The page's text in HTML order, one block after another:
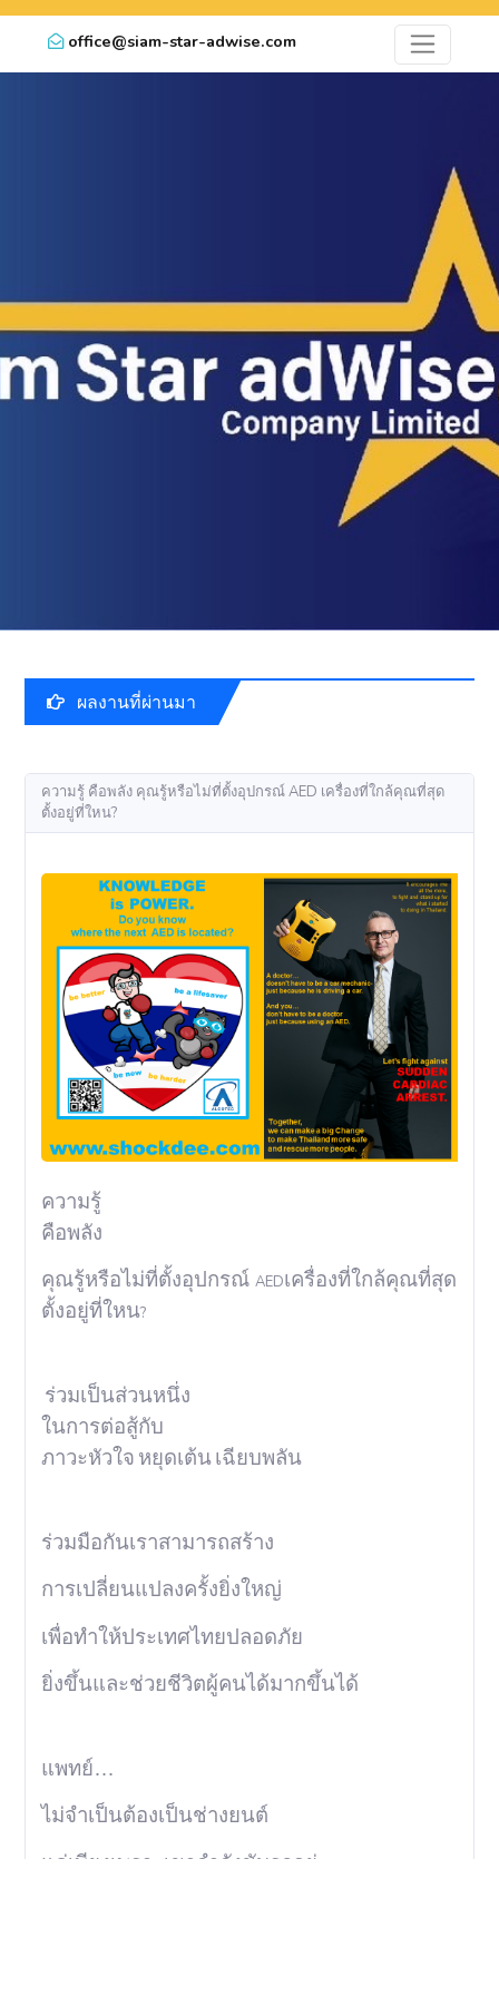
office@siam-star-adwise.com
ผลงานที่ผ่านมา
ความรู้ คือพลัง คุณรู้หรือไม่ที่ตั้งอุปกรณ์ AED เครื่องที่ใกล้คุณที่สุด
ตั้งอยู่ที่ใหน?
ความรู้
คือพลัง
คุณรู้หรือไม่ที่ตั้งอุปกรณ์ AEDเครื่องที่ใกล้คุณที่สุด
ตั้งอยู่ที่ใหน?
ร่วมเป็นส่วนหนึ่ง
ในการต่อสู้กับ
ภาวะหัวใจ หยุดเต้นเฉียบพลัน
ร่วมมือกันเราสามารถสร้าง
การเปลี่ยนแปลงครั้งยิ่งใหญ่
เพื่อทำให้ประเทศไทยปลอดภัย
ยิ่งขึ้นและช่วยชีวิตผู้คนได้มากขึ้นได้
แพทย์…
ไม่จำเป็นต้องเป็นช่างยนต์
แค่เพียงเพราะเขากำลังขับรถอยู่